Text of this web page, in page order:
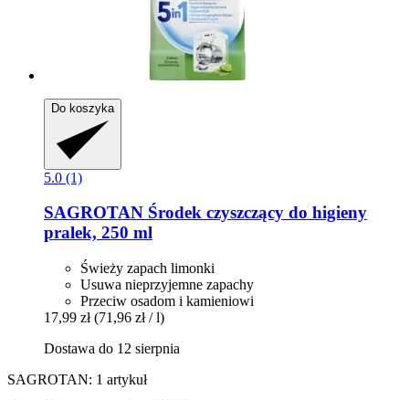
Do koszyka
5.0 (1)
SAGROTAN Środek czyszczący do higieny
pralek, 250 ml
Świeży zapach limonki
Usuwa nieprzyjemne zapachy
Przeciw osadom i kamieniowi
17,99 zł (71,96 zł / l)
Dostawa do 12 sierpnia
SAGROTAN: 1 artykuł